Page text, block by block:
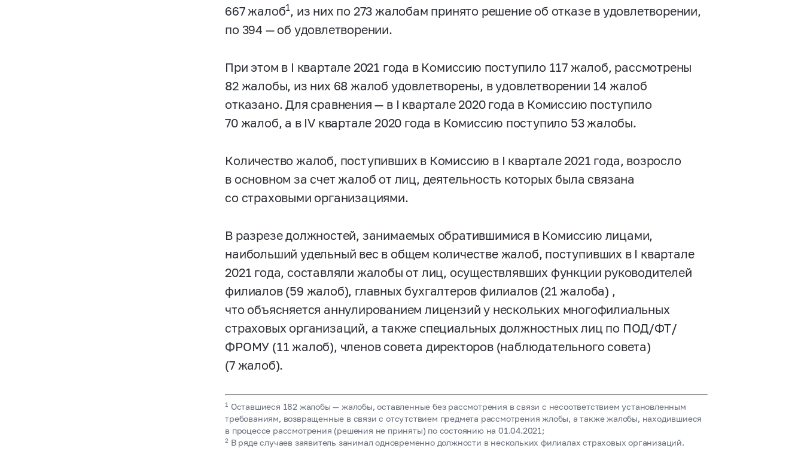
667 жалоб1, из них по 273 жалобам принято решение об отказе в удовлетворении,
по 394 — об удовлетворении.
При этом в I квартале 2021 года в Комиссию поступило 117 жалоб, рассмотрены
82 жалобы, из них 68 жалоб удовлетворены, в удовлетворении 14 жалоб
отказано. Для сравнения — в I квартале 2020 года в Комиссию поступило
70 жалоб, а в IV квартале 2020 года в Комиссию поступило 53 жалобы.
Количество жалоб, поступивших в Комиссию в I квартале 2021 года, возросло
в основном за счет жалоб от лиц, деятельность которых была связана
со страховыми организациями.
В разрезе должностей, занимаемых обратившимися в Комиссию лицами,
наибольший удельный вес в общем количестве жалоб, поступивших в I квартале
2021 года, составляли жалобы от лиц, осуществлявших функции руководителей
филиалов (59 жалоб), главных бухгалтеров филиалов (21 жалоба) ,
что объясняется аннулированием лицензий у нескольких многофилиальных
страховых организаций, а также специальных должностных лиц по ПОД/ФТ/
ФРОМУ (11 жалоб), членов совета директоров (наблюдательного совета)
(7 жалоб).
1 Оставшиеся 182 жалобы — жалобы, оставленные без рассмотрения в связи с несоответствием установленным
требованиям, возвращенные в связи с отсутствием предмета рассмотрения жлобы, а также жалобы, находившиеся
в процессе рассмотрения (решения не приняты) по состоянию на 01.04.2021;
2 В ряде случаев заявитель занимал одновременно должности в нескольких филиалах страховых организаций.